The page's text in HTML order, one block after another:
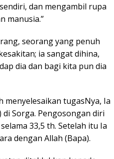
dan mengambil rupa
manusia.”
seorang yang penuh
ia sangat dihina,
dia dan bagi kita pun dia
menyelesaikan tugasNya, Ia
Sorga. Pengosongan diri
33,5 th. Setelah itu Ia
dengan Allah (Bapa).